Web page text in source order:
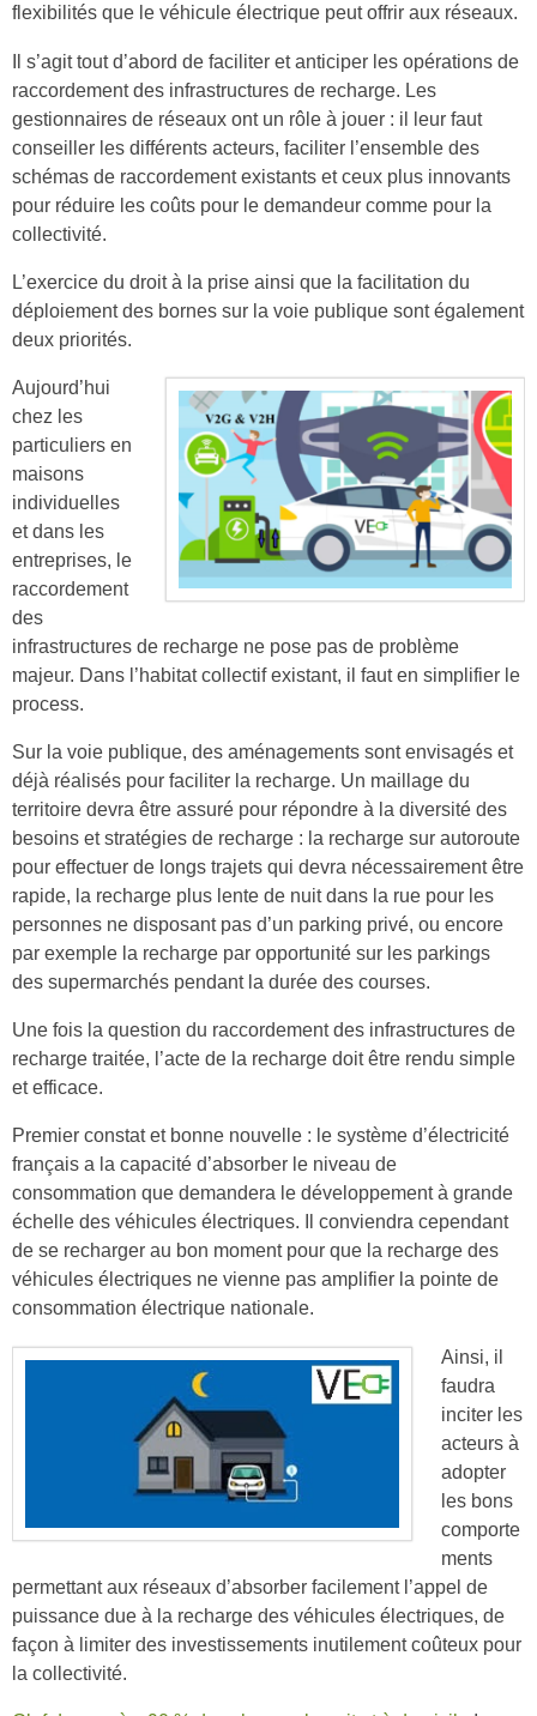
flexibilités que le véhicule électrique peut offrir aux réseaux.
Il s’agit tout d’abord de faciliter et anticiper les opérations de
raccordement des infrastructures de recharge. Les
gestionnaires de réseaux ont un rôle à jouer : il leur faut
conseiller les différents acteurs, faciliter l’ensemble des
schémas de raccordement existants et ceux plus innovants
pour réduire les coûts pour le demandeur comme pour la
collectivité.
L’exercice du droit à la prise ainsi que la facilitation du
déploiement des bornes sur la voie publique sont également
deux priorités.
Aujourd’hui
chez les
particuliers en
maisons
individuelles
et dans les
entreprises, le
raccordement
des
infrastructures de recharge ne pose pas de problème
majeur. Dans l’habitat collectif existant, il faut en simplifier le
process.
Sur la voie publique, des aménagements sont envisagés et
déjà réalisés pour faciliter la recharge. Un maillage du
territoire devra être assuré pour répondre à la diversité des
besoins et stratégies de recharge : la recharge sur autoroute
pour effectuer de longs trajets qui devra nécessairement être
rapide, la recharge plus lente de nuit dans la rue pour les
personnes ne disposant pas d’un parking privé, ou encore
par exemple la recharge par opportunité sur les parkings
des supermarchés pendant la durée des courses.
Une fois la question du raccordement des infrastructures de
recharge traitée, l’acte de la recharge doit être rendu simple
et efficace.
Premier constat et bonne nouvelle : le système d’électricité
français a la capacité d’absorber le niveau de
consommation que demandera le développement à grande
échelle des véhicules électriques. Il conviendra cependant
de se recharger au bon moment pour que la recharge des
véhicules électriques ne vienne pas amplifier la pointe de
consommation électrique nationale.
Ainsi, il
faudra
inciter les
acteurs à
adopter
les bons
comporte
ments
permettant aux réseaux d’absorber facilement l’appel de
puissance due à la recharge des véhicules électriques, de
façon à limiter des investissements inutilement coûteux pour
la collectivité.